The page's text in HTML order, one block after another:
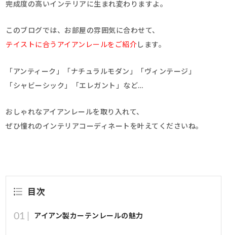
完成度の高いインテリアに生まれ変わりますよ。
このブログでは、お部屋の雰囲気に合わせて、
テイストに合うアイアンレールをご紹介 します。
「アンティーク」「ナチュラルモダン」「ヴィンテージ」
「シャビーシック」「エレガント」など…
おしゃれなアイアンレールを取り入れて、
ぜひ憧れのインテリアコーディネートを叶えてくださいね。
目次
アイアン製カーテンレールの魅力